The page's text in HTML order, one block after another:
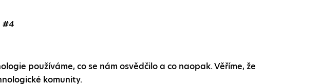
#4
používáme, co se nám osvědčilo a co naopak. Věříme, že
komunity.